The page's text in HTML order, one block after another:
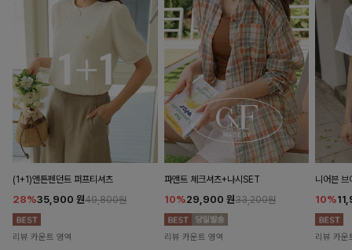
(1+1)앤튼펜던트 퍼프티셔츠
28%35,900 원49,800원
리뷰 카운트 영역
파앤트 체크셔츠+나시SET
10%29,900 원33,200원
리뷰 카운트 영역
니어븐 브
10%
리뷰 카운